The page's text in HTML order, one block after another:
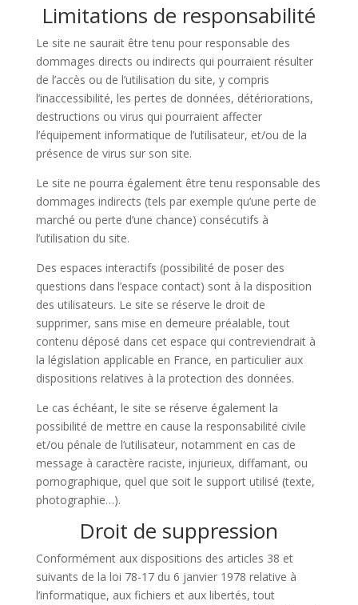
Limitations de responsabilité
Le site ne saurait être tenu pour responsable des
dommages directs ou indirects qui pourraient résulter
de l’accès ou de l’utilisation du site, y compris
l’inaccessibilité, les pertes de données, détériorations,
destructions ou virus qui pourraient affecter
l’équipement informatique de l’utilisateur, et/ou de la
présence de virus sur son site.
Le site ne pourra également être tenu responsable des
dommages indirects (tels par exemple qu’une perte de
marché ou perte d’une chance) consécutifs à
l’utilisation du site.
Des espaces interactifs (possibilité de poser des
questions dans l’espace contact) sont à la disposition
des utilisateurs. Le site se réserve le droit de
supprimer, sans mise en demeure préalable, tout
contenu déposé dans cet espace qui contreviendrait à
la législation applicable en France, en particulier aux
dispositions relatives à la protection des données.
Le cas échéant, le site se réserve également la
possibilité de mettre en cause la responsabilité civile
et/ou pénale de l’utilisateur, notamment en cas de
message à caractère raciste, injurieux, diffamant, ou
pornographique, quel que soit le support utilisé (texte,
photographie…).
Droit de suppression
Conformément aux dispositions des articles 38 et
suivants de la loi 78-17 du 6 janvier 1978 relative à
l’informatique, aux fichiers et aux libertés, tout